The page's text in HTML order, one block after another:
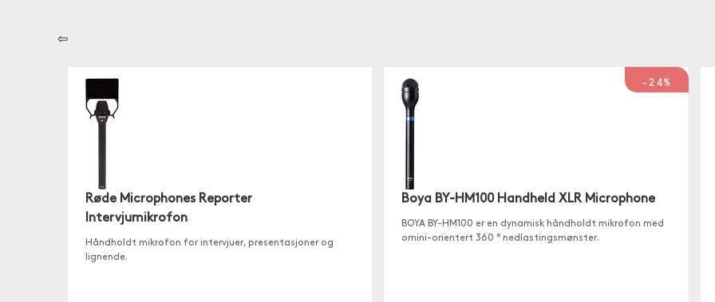
⇦
Røde Microphones Reporter
Intervjumikrofon
Håndholdt mikrofon for intervjuer, presentasjoner og
lignende.
-24%
Boya BY-HM100 Handheld XLR Microphone
BOYA BY-HM100 er en dynamisk håndholdt mikrofon med
omini-orientert 360 ° nedlastingsmønster.